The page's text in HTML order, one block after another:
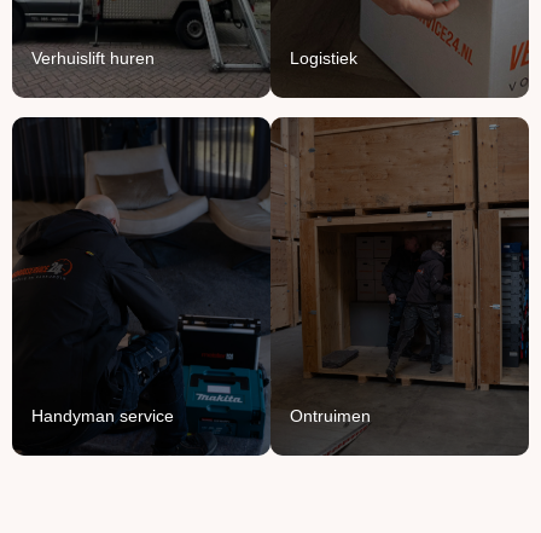
Verhuislift huren
Lees Meer
Logistiek
Handyman service
Handyman
service
Voor het ophangen,
monteren en demonteren
van je spullen.
Lees Meer
Ontruimen
Ontruimen
Opruimen of ontruimen:
van knusse flat tot groot
bedrijfspand.
Lees Meer